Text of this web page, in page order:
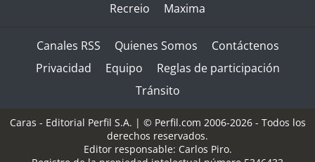
Recreio
Maxima
Canales RSS Quienes Somos
Contáctenos
Privacidad
Equipo
Reglas de participación
Tránsito
Caras - Editorial Perfil S.A. | © Perfil.com 2006-2026 - Todos los
derechos reservados.
Editor responsable: Carlos Piro.